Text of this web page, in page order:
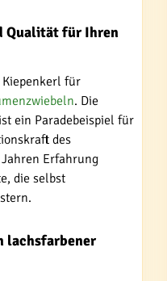
Qualität für Ihren
für
. Die
ein Paradebeispiel für
des
Erfahrung
die selbst
lachsfarbener